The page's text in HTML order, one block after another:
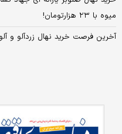
میوه با ۲۳ هزارتومان!
آخرین فرصت خرید نهال زردآلو و آلو فقط ۲۵